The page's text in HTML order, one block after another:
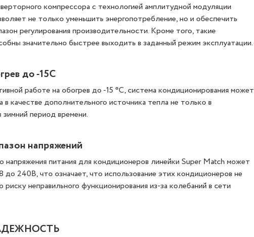
компрессора с технологией амплитудной модуляции
не только уменьшить энергопотребление, но и обеспечить
регулирования производительности. Кроме того, такие
значительно быстрее выходить в заданный режим эксплуатации.
до -15С
работе на обогрев до -15 °С, система кондиционирования может
в качестве дополнительного источника тепла не только в
зимний период времени.
напряжений
напряжения питания для кондиционеров линейки Super Match может
до 240В, что означает, что использование этих кондиционеров не
неправильного функционирования из-за колебаний в сети